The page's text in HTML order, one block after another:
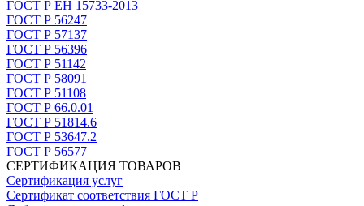
ГОСТ Р ЕН 15733-2013
ГОСТ Р 56247
ГОСТ Р 57137
ГОСТ Р 56396
ГОСТ Р 51142
ГОСТ Р 58091
ГОСТ Р 51108
ГОСТ Р 66.0.01
ГОСТ Р 51814.6
ГОСТ Р 53647.2
ГОСТ Р 56577
СЕРТИФИКАЦИЯ ТОВАРОВ
Сертификация услуг
Сертификат соответствия ГОСТ Р